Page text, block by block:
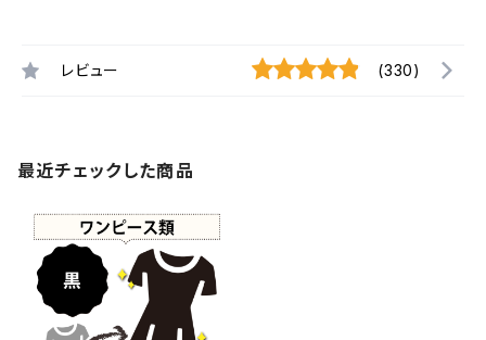
レビュー (330)
最近チェックした商品